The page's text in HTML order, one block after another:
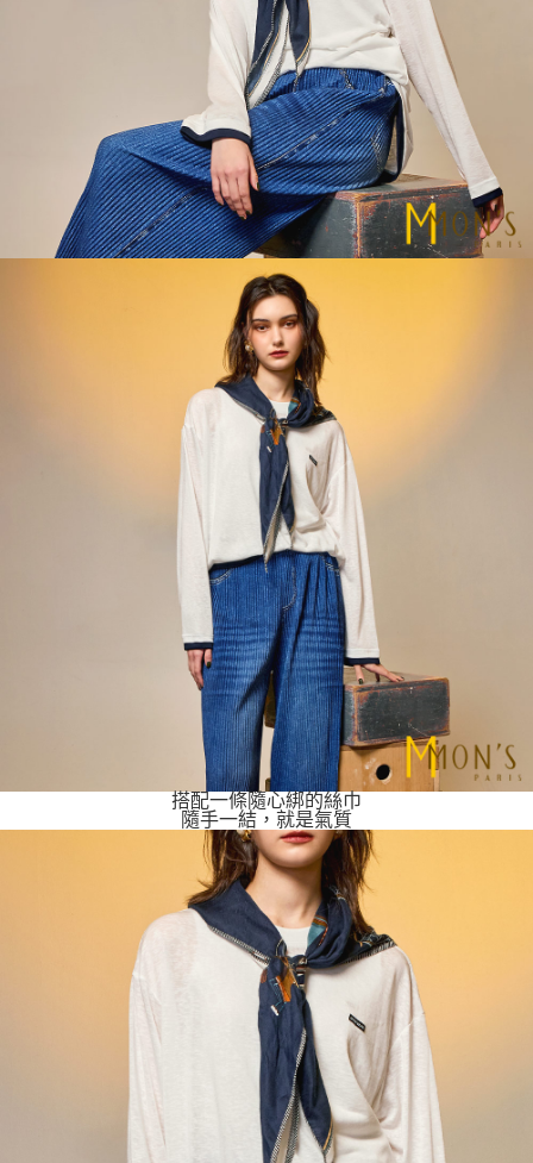
是否繳費成功／繳費後需取消欲退款等相關疑問，請聯繫「AFTEE先享後付
https://netprotections.freshdesk.com/support/home
１．透過由恩沛科技股份有限公司提供之「AFTEE先享後付」服務完成之交
易，需依本服務之必要範圍內提供個人資料，並將交易相關給付款項請求債
權轉讓予恩沛科技股份有限公司。
２．關於個人資料處理事宜，請瀏覽以下網址：
https://aftee.tw/terms/#terms3
３．未成年的使用者請事先徵得法定代理人或監護人之同意方可使用
「AFTEE先享後付」，若未經同意申辦者引起之損失，本公司不負相關責
時審查核予不同之上限額度；若仍有額度不足之情形，本公司將視審查結果
５．嚴禁一人註冊多個帳號或使用他人資訊註冊。若發現惡意使用之情形，
恩沛科技股份有限公司將有權停止該用戶之使用額度並採取法律行動。
每筆NT$80，滿NT$1,000(含以上)免運費
每筆NT$100，滿NT$1,000(含以上)免運費
貨到付款
每筆NT$80
搭配一條隨心綁的絲巾
隨手一結，就是氣質